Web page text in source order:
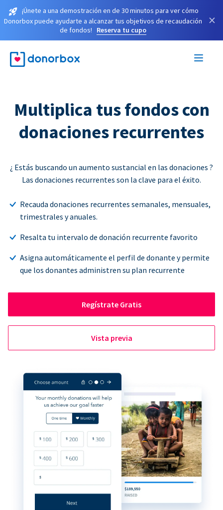
¡Únete a una demostración en de 30 minutos para ver cómo
Donorbox puede ayudarte a alcanzar tus objetivos de recaudación
de fondos!
Reserva tu cupo
×
Multiplica tus fondos con
donaciones recurrentes
¿ Estás buscando un aumento sustancial en las donaciones ?
Las donaciones recurrentes son la clave para el éxito.
Recauda donaciones recurrentes semanales, mensuales,
trimestrales y anuales.
Resalta tu intervalo de donación recurrente favorito
Asigna automáticamente el perfil de donante y permite
que los donantes administren su plan recurrente
Regístrate Gratis
Vista previa